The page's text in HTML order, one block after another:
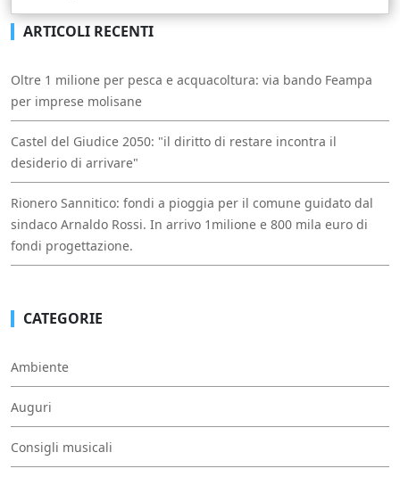
ARTICOLI RECENTI
Oltre 1 milione per pesca e acquacoltura: via bando Feampa
per imprese molisane
Castel del Giudice 2050: "il diritto di restare incontra il
desiderio di arrivare"
Rionero Sannitico: fondi a pioggia per il comune guidato dal
sindaco Arnaldo Rossi. In arrivo 1milione e 800 mila euro di
fondi progettazione.
CATEGORIE
Ambiente
Auguri
Consigli musicali